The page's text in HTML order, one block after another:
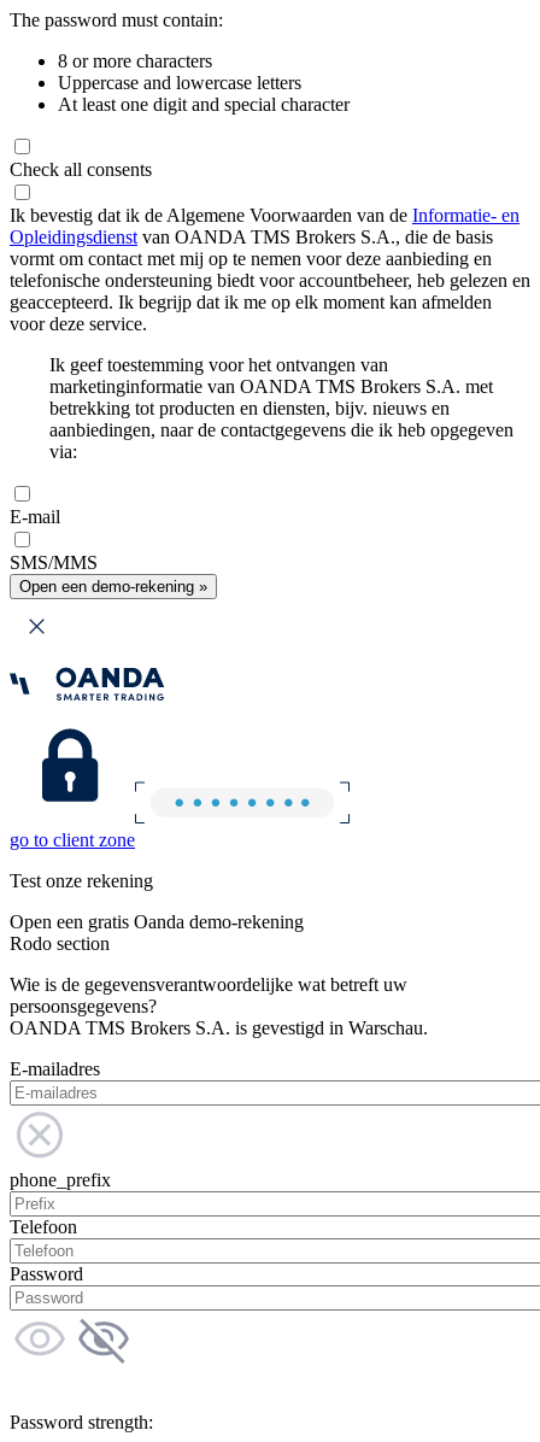
The password must contain:
8 or more characters
Uppercase and lowercase letters
At least one digit and special character
Check all consents
Ik bevestig dat ik de Algemene Voorwaarden van de Informatie- en
Opleidingsdienst van OANDA TMS Brokers S.A., die de basis
vormt om contact met mij op te nemen voor deze aanbieding en
telefonische ondersteuning biedt voor accountbeheer, heb gelezen en
geaccepteerd. Ik begrijp dat ik me op elk moment kan afmelden
voor deze service.
Ik geef toestemming voor het ontvangen van
marketinginformatie van OANDA TMS Brokers S.A. met
betrekking tot producten en diensten, bijv. nieuws en
aanbiedingen, naar de contactgegevens die ik heb opgegeven
via:
E-mail
SMS/MMS
Open een demo-rekening »
go to client zone
Test onze rekening
Open een gratis Oanda demo-rekening
Rodo section
Wie is de gegevensverantwoordelijke wat betreft uw
persoonsgegevens?
OANDA TMS Brokers S.A. is gevestigd in Warschau.
E-mailadres
phone_prefix
Telefoon
Password
Password strength: